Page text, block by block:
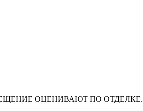
ОЦЕНИВАЮТ ПО ОТДЕЛКЕ.